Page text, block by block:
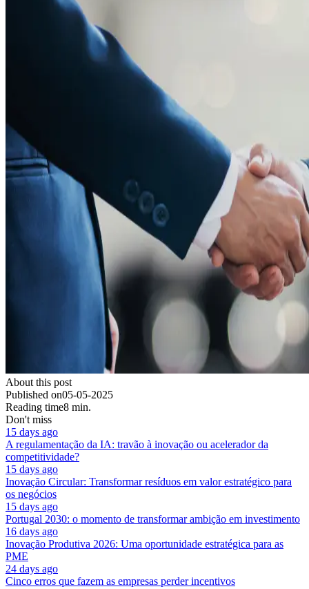
About this post
Published on05-05-2025
Reading time8 min.
Don't miss
15 days ago
A regulamentação da IA: travão à inovação ou acelerador da
competitividade?
15 days ago
Inovação Circular: Transformar resíduos em valor estratégico para
os negócios
15 days ago
Portugal 2030: o momento de transformar ambição em investimento
16 days ago
Inovação Produtiva 2026: Uma oportunidade estratégica para as
PME
24 days ago
Cinco erros que fazem as empresas perder incentivos